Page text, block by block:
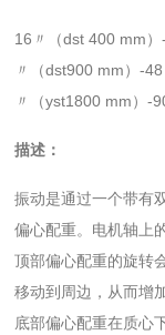
16〃（dst 400 mm
〃（dst900 mm）-
〃（yst1800 mm）-
描述：
振动是通过一个带有
偏心配重。电机轴上
顶部偏心配重的旋转
移动到周边，从而增
底部偏心配重在质心